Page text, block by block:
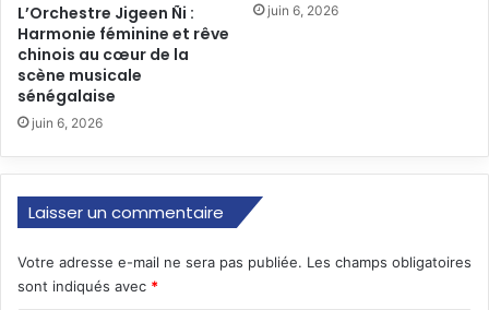
L’Orchestre Jigeen Ñi :
Harmonie féminine et rêve
chinois au cœur de la
scène musicale
sénégalaise
juin 6, 2026
juin 6, 2026
Laisser un commentaire
Votre adresse e-mail ne sera pas publiée. Les champs obligatoires
sont indiqués avec *